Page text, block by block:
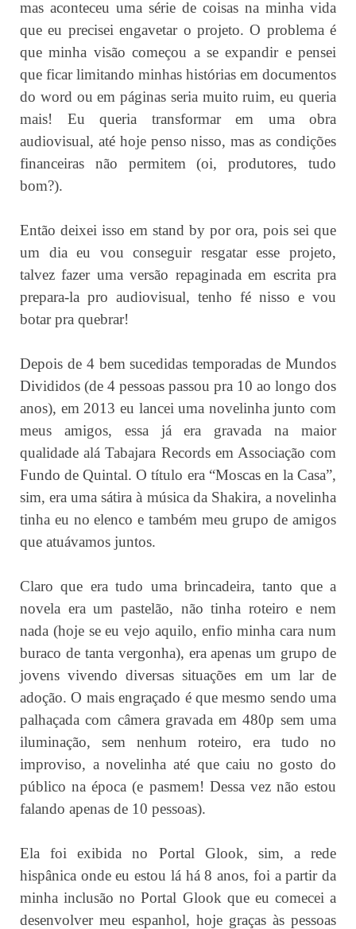
mas aconteceu uma série de coisas na minha vida
que eu precisei engavetar o projeto. O problema é
que minha visão começou a se expandir e pensei
que ficar limitando minhas histórias em documentos
do word ou em páginas seria muito ruim, eu queria
mais! Eu queria transformar em uma obra
audiovisual, até hoje penso nisso, mas as condições
financeiras não permitem (oi, produtores, tudo
bom?).
Então deixei isso em stand by por ora, pois sei que
um dia eu vou conseguir resgatar esse projeto,
talvez fazer uma versão repaginada em escrita pra
prepara-la pro audiovisual, tenho fé nisso e vou
botar pra quebrar!
Depois de 4 bem sucedidas temporadas de Mundos
Divididos (de 4 pessoas passou pra 10 ao longo dos
anos), em 2013 eu lancei uma novelinha junto com
meus amigos, essa já era gravada na maior
qualidade alá Tabajara Records em Associação com
Fundo de Quintal. O título era “Moscas en la Casa”,
sim, era uma sátira à música da Shakira, a novelinha
tinha eu no elenco e também meu grupo de amigos
que atuávamos juntos.
Claro que era tudo uma brincadeira, tanto que a
novela era um pastelão, não tinha roteiro e nem
nada (hoje se eu vejo aquilo, enfio minha cara num
buraco de tanta vergonha), era apenas um grupo de
jovens vivendo diversas situações em um lar de
adoção. O mais engraçado é que mesmo sendo uma
palhaçada com câmera gravada em 480p sem uma
iluminação, sem nenhum roteiro, era tudo no
improviso, a novelinha até que caiu no gosto do
público na época (e pasmem! Dessa vez não estou
falando apenas de 10 pessoas).
Ela foi exibida no Portal Glook, sim, a rede
hispânica onde eu estou lá há 8 anos, foi a partir da
minha inclusão no Portal Glook que eu comecei a
desenvolver meu espanhol, hoje graças às pessoas